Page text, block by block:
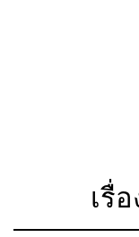
เรื่